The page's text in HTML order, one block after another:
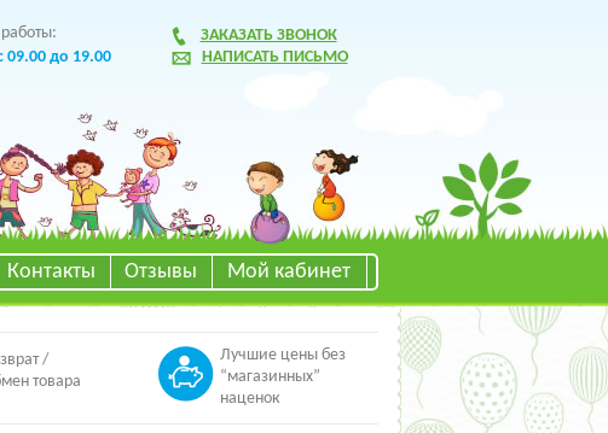
09.00 до 19.00
ЗАКАЗАТЬ ЗВОНОК
НАПИСАТЬ ПИСЬМО
Контакты Отзывы Мой кабинет
/
товара
Лучшие цены без
“магазинных”
наценок